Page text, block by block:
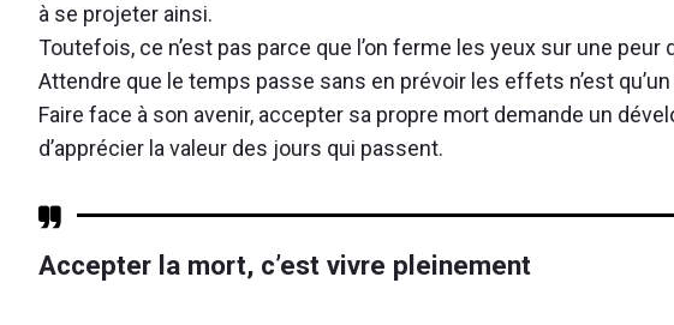
à se projeter ainsi.
Toutefois, ce n’est pas parce que l’on ferme les yeux sur une peur
Attendre que le temps passe sans en prévoir les effets n’est
Faire face à son avenir, accepter sa propre mort demande un
d’apprécier la valeur des jours qui passent.
Accepter la mort, c’est vivre pleinement